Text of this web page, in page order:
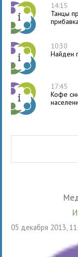
14:15
Танцы
10:30
Найден
17:45
Кофе
05 декабря 2013,